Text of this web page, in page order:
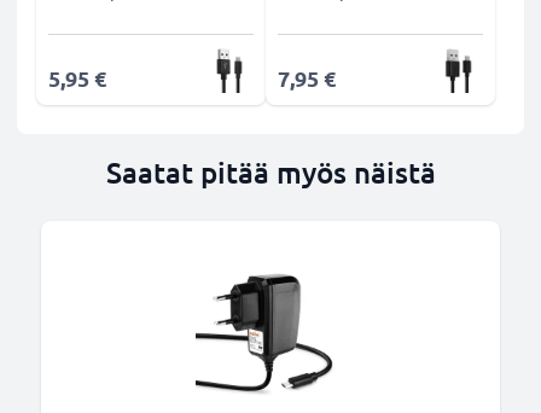
5,95 € 7,95 €
Saatat pitää myös näistä